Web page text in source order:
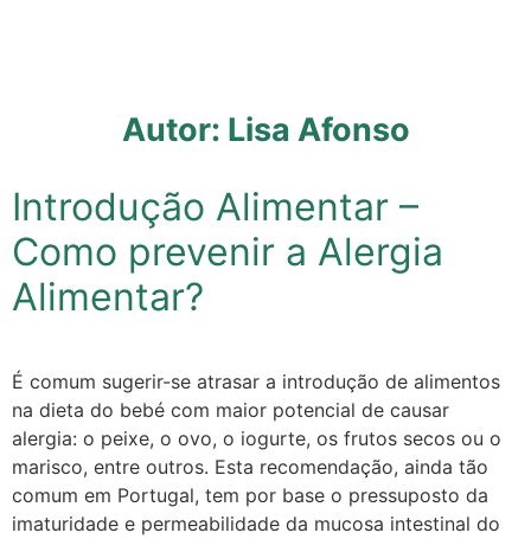
Autor: Lisa Afonso
Introdução Alimentar –
Como prevenir a Alergia
Alimentar?
É comum sugerir-se atrasar a introdução de alimentos
na dieta do bebé com maior potencial de causar
alergia: o peixe, o ovo, o iogurte, os frutos secos ou o
marisco, entre outros. Esta recomendação, ainda tão
comum em Portugal, tem por base o pressuposto da
imaturidade e permeabilidade da mucosa intestinal do